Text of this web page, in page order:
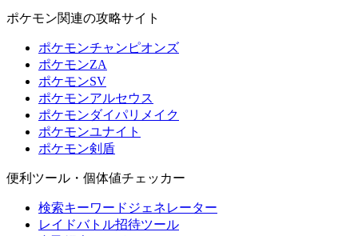
ポケモン関連の攻略サイト
ポケモンチャンピオンズ
ポケモンZA
ポケモンSV
ポケモンアルセウス
ポケモンダイパリメイク
ポケモンユナイト
ポケモン剣盾
便利ツール・個体値チェッカー
検索キーワードジェネレーター
レイドバトル招待ツール